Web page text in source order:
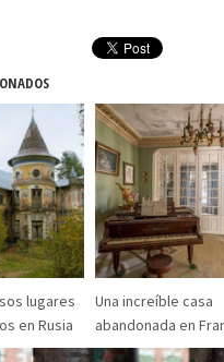
lugares
en Rusia
Una increíble casa
abandonada en